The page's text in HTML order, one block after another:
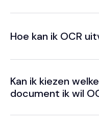
Hoe kan ik OCR
Kan ik kiezen
document ik wil